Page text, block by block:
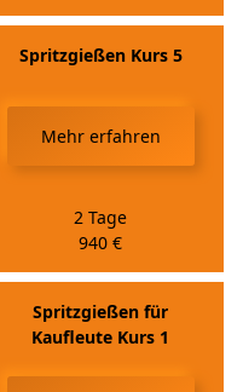
Spritzgießen Kurs 5
Mehr erfahren
2 Tage
940 €
Spritzgießen für
Kaufleute Kurs 1